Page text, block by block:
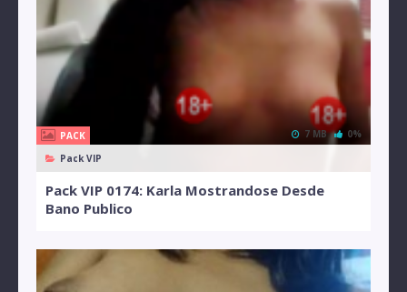
PACK
Pack VIP
7 MB 0%
Pack VIP 0174: Karla Mostrandose Desde
Bano Publico